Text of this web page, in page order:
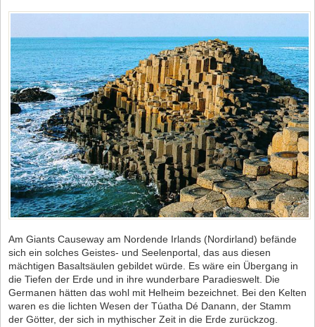
Am Giants Causeway am Nordende Irlands (Nordirland) befände
sich ein solches Geistes- und Seelenportal, das aus diesen
mächtigen Basaltsäulen gebildet würde. Es wäre ein Übergang in
die Tiefen der Erde und in ihre wunderbare Paradieswelt. Die
Germanen hätten das wohl mit Helheim bezeichnet. Bei den Kelten
waren es die lichten Wesen der Túatha Dé Danann, der Stamm
der Götter, der sich in mythischer Zeit in die Erde zurückzog.